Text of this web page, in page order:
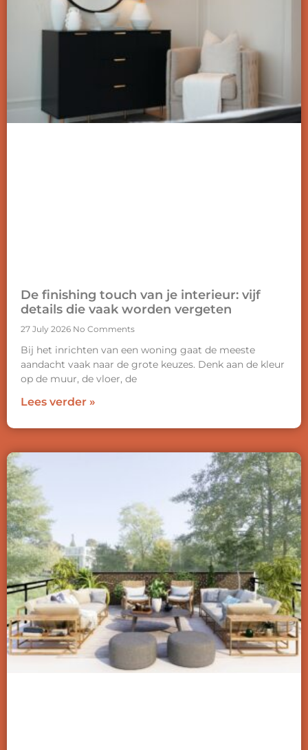
De finishing touch van je interieur: vijf
details die vaak worden vergeten
27 July 2026 No Comments
Bij het inrichten van een woning gaat de meeste
aandacht vaak naar de grote keuzes. Denk aan de kleur
op de muur, de vloer, de
Lees verder »